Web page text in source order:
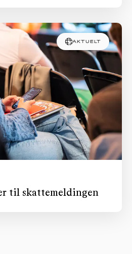
AKTUELT
til skattemeldingen